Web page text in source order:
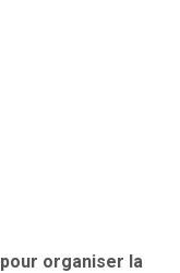
pour organiser la